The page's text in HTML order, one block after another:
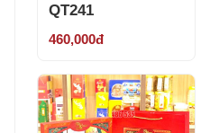
QT241
460,000đ